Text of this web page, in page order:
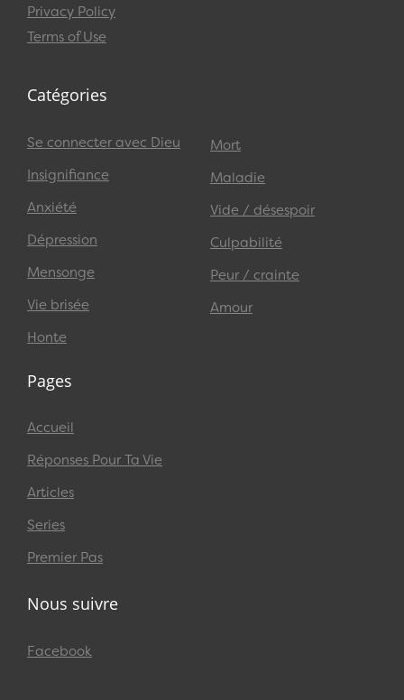
Privacy Policy
Terms of Use
Catégories
Se connecter avec Dieu
Insignifiance
Anxiété
Dépression
Mensonge
Vie brisée
Honte
Mort
Maladie
Vide / désespoir
Culpabilité
Peur / crainte
Amour
Pages
Accueil
Réponses Pour Ta Vie
Articles
Series
Premier Pas
Nous suivre
Facebook